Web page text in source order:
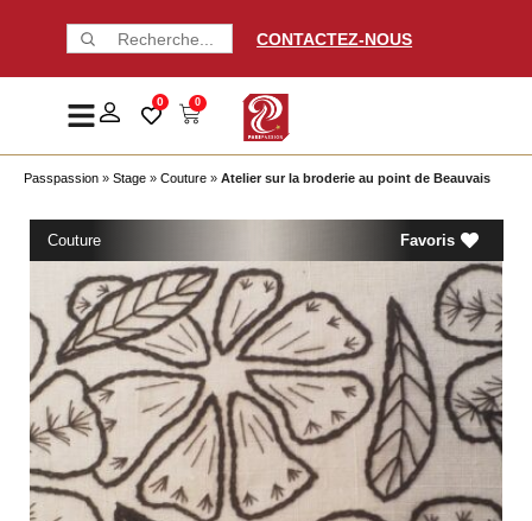
CONTACTEZ-NOUS
0 0
Passpassion » Stage » Couture » Atelier sur la broderie au point de Beauvais
Couture Favoris